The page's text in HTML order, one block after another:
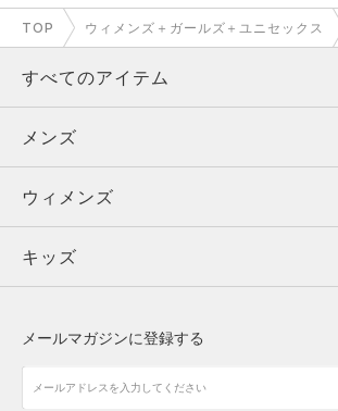
TOP ウィメンズ＋ガールズ＋ユニセックス
すべてのアイテム
メンズ
ウィメンズ
キッズ
アクセサリー
メンズ
トップス
ボトムス
アクセサリー
ウィメンズ
トップス
シューズ
キッズ
メールマガジンに登録する